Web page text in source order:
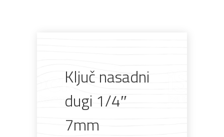
Pločasti
materijali pribor
Vrt i
okućnica
Ključ nasadni
dugi 1/4″
7mm